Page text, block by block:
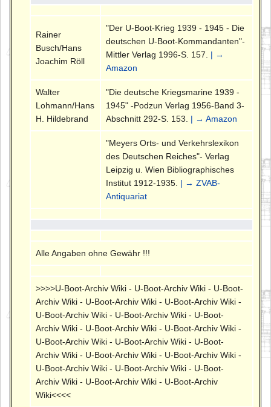
Rainer
Busch/Hans
Joachim Röll
"Der U-Boot-Krieg 1939 - 1945 - Die
deutschen U-Boot-Kommandanten"-
Mittler Verlag 1996-S. 157. | →
Amazon
Walter
Lohmann/Hans
H. Hildebrand
"Die deutsche Kriegsmarine 1939 -
1945" -Podzun Verlag 1956-Band 3-
Abschnitt 292-S. 153. | → Amazon
"Meyers Orts- und Verkehrslexikon
des Deutschen Reiches"- Verlag
Leipzig u. Wien Bibliographisches
Institut 1912-1935. | → ZVAB-
Antiquariat
Alle Angaben ohne Gewähr !!!
>>>>U-Boot-Archiv Wiki - U-Boot-Archiv Wiki - U-Boot-
Archiv Wiki - U-Boot-Archiv Wiki - U-Boot-Archiv Wiki -
U-Boot-Archiv Wiki - U-Boot-Archiv Wiki - U-Boot-
Archiv Wiki - U-Boot-Archiv Wiki - U-Boot-Archiv Wiki -
U-Boot-Archiv Wiki - U-Boot-Archiv Wiki - U-Boot-
Archiv Wiki - U-Boot-Archiv Wiki - U-Boot-Archiv Wiki -
U-Boot-Archiv Wiki - U-Boot-Archiv Wiki - U-Boot-
Archiv Wiki - U-Boot-Archiv Wiki - U-Boot-Archiv
Wiki<<<<